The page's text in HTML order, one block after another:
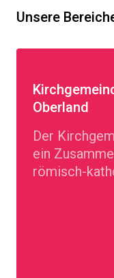
Unsere
Oberland
Der
ein
römisch-